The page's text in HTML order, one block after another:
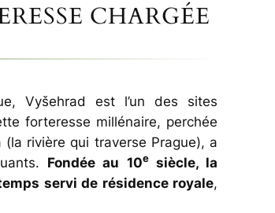
CHARGÉE
Vyšehrad est l’un des sites
forteresse millénaire, perchée
rivière qui traverse Prague), a
Fondée au 10esiècle, la
servi de résidence royale,